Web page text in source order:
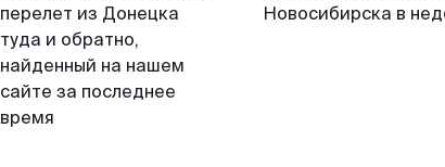
перелет из Донецка
туда и обратно,
найденный на нашем
сайте за последнее
время
Новосибирска в